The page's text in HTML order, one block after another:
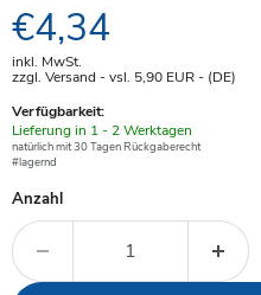
Aktueller Preis
€4,34
inkl. MwSt.
zzgl. Versand - vsl. 5,90 EUR- (DE)
Verfügbarkeit:
Verfügbar
-
Lieferung in 1 - 2 Werktagen
natürlich mit 30 Tagen Rückgaberecht
#lagernd
Anzahl